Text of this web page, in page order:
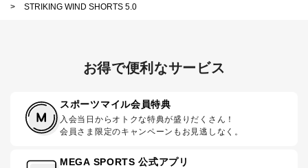
>
STRIKING WIND SHORTS 5.0
お得で便利なサービス
スポーツマイル会員特典
入会当日からオトクな特典が盛りだくさん！
会員さま限定のキャンペーンもお見逃しなく。
MEGA SPORTS 公式アプリ